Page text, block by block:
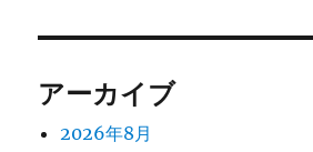
アーカイブ
2026年8月